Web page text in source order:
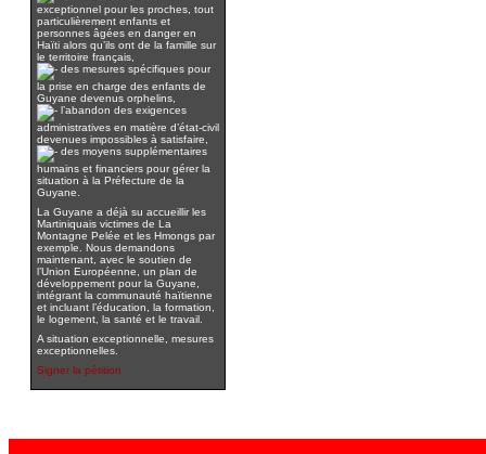
exceptionnel pour les proches, tout
particulièrement enfants et
personnes âgées en danger en
Haïti alors qu’ils ont de la famille sur
le territoire français,
des mesures spécifiques pour
la prise en charge des enfants de
Guyane devenus orphelins,
l’abandon des exigences
administratives en matière d’état-civil
devenues impossibles à satisfaire,
des moyens supplémentaires
humains et financiers pour gérer la
situation à la Préfecture de la
Guyane.
La Guyane a déjà su accueillir les
Martiniquais victimes de La
Montagne Pelée et les Hmongs par
exemple. Nous demandons
maintenant, avec le soutien de
l’Union Européenne, un plan de
développement pour la Guyane,
intégrant la communauté haïtienne
et incluant l’éducation, la formation,
le logement, la santé et le travail.
A situation exceptionnelle, mesures
exceptionnelles.
Signer la pétition